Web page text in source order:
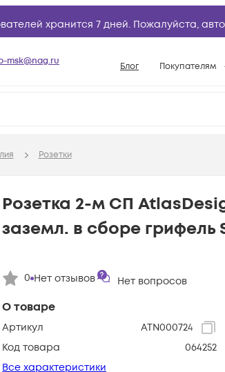
хранится 7 дней. Пожалуйста,
msk@nag.ru Блог Покупателям
Возврат
Вопросы и
Розетки
О товаре
Артикул
ATN000724
Код товара
064252
Все характеристики
Розетка 2-м СП
заземл. в сборе грифель
0 Нет отзывов Нет вопросов